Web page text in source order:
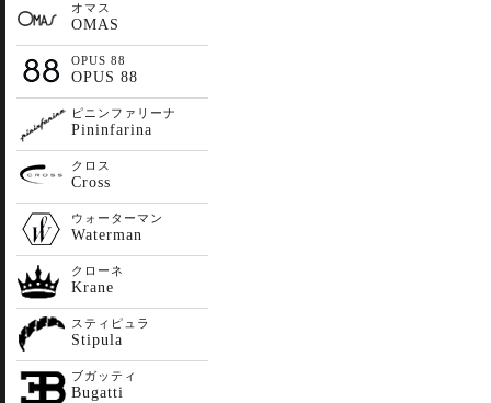
オマス
OMAS
OPUS 88
OPUS 88
ピニンファリーナ
Pininfarina
クロス
Cross
ウォーターマン
Waterman
クローネ
Krane
スティピュラ
Stipula
ブガッティ
Bugatti